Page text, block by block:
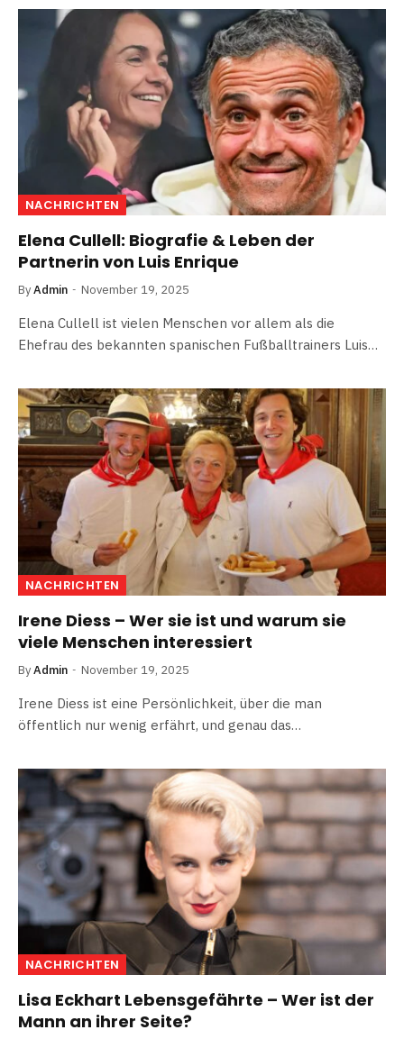
NACHRICHTEN
Elena Cullell: Biografie & Leben der
Partnerin von Luis Enrique
ByAdmin November 19, 2025
Elena Cullell ist vielen Menschen vor allem als die
Ehefrau des bekannten spanischen Fußballtrainers Luis…
NACHRICHTEN
Irene Diess – Wer sie ist und warum sie
viele Menschen interessiert
ByAdmin November 19, 2025
Irene Diess ist eine Persönlichkeit, über die man
öffentlich nur wenig erfährt, und genau das…
NACHRICHTEN
Lisa Eckhart Lebensgefährte – Wer ist der
Mann an ihrer Seite?